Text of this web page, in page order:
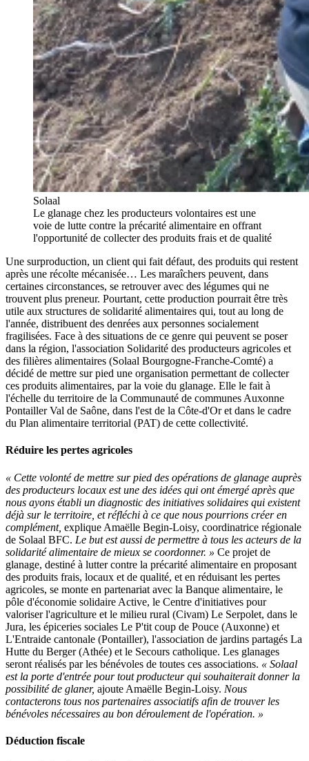
Solaal
Le glanage chez les producteurs volontaires est une
voie de lutte contre la précarité alimentaire en offrant
l'opportunité de collecter des produits frais et de qualité
Une surproduction, un client qui fait défaut, des produits qui restent
après une récolte mécanisée… Les maraîchers peuvent, dans
certaines circonstances, se retrouver avec des légumes qui ne
trouvent plus preneur. Pourtant, cette production pourrait être très
utile aux structures de solidarité alimentaires qui, tout au long de
l'année, distribuent des denrées aux personnes socialement
fragilisées. Face à des situations de ce genre qui peuvent se poser
dans la région, l'association Solidarité des producteurs agricoles et
des filières alimentaires (Solaal Bourgogne-Franche-Comté) a
décidé de mettre sur pied une organisation permettant de collecter
ces produits alimentaires, par la voie du glanage. Elle le fait à
l'échelle du territoire de la Communauté de communes Auxonne
Pontailler Val de Saône, dans l'est de la Côte-d'Or et dans le cadre
du Plan alimentaire territorial (PAT) de cette collectivité.
Réduire les pertes agricoles
« Cette volonté de mettre sur pied des opérations de glanage auprès
des producteurs locaux est une des idées qui ont émergé après que
nous ayons établi un diagnostic des initiatives solidaires qui existent
déjà sur le territoire, et réfléchi à ce que nous pourrions créer en
complément, explique Amaëlle Begin-Loisy, coordinatrice régionale
de Solaal BFC. Le but est aussi de permettre à tous les acteurs de la
solidarité alimentaire de mieux se coordonner. » Ce projet de
glanage, destiné à lutter contre la précarité alimentaire en proposant
des produits frais, locaux et de qualité, et en réduisant les pertes
agricoles, se monte en partenariat avec la Banque alimentaire, le
pôle d'économie solidaire Active, le Centre d'initiatives pour
valoriser l'agriculture et le milieu rural (Civam) Le Serpolet, dans le
Jura, les épiceries sociales Le P'tit coup de Pouce (Auxonne) et
L'Entraide cantonale (Pontailler), l'association de jardins partagés La
Hutte du Berger (Athée) et le Secours catholique. Les glanages
seront réalisés par les bénévoles de toutes ces associations. « Solaal
est la porte d'entrée pour tout producteur qui souhaiterait donner la
possibilité de glaner, ajoute Amaëlle Begin-Loisy. Nous
contacterons tous nos partenaires associatifs afin de trouver les
bénévoles nécessaires au bon déroulement de l'opération. »
Déduction fiscale